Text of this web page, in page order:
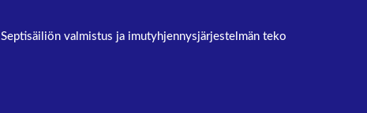
Septisäiliön valmistus ja imutyhjennysjärjestelmän teko